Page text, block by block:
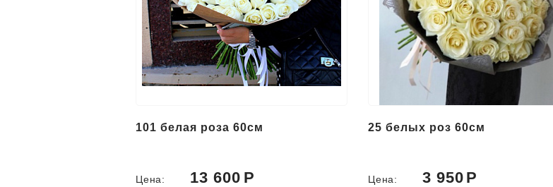
101 белая роза 60см
Цена: 13 600
25 белых роз 60см
Цена: 3 950